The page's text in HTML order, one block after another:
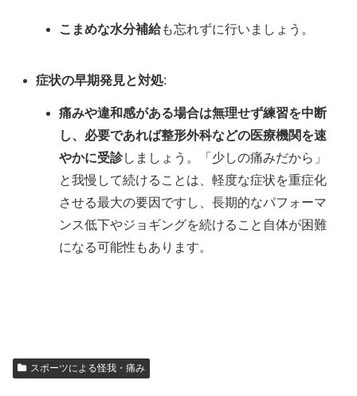
こまめな水分補給も忘れずに行いましょう。
症状の早期発見と対処:
痛みや違和感がある場合は無理せず練習を中断
し、必要であれば整形外科などの医療機関を速
やかに受診しましょう。「少しの痛みだから」
と我慢して続けることは、軽度な症状を重症化
させる最大の要因ですし、長期的なパフォーマ
ンス低下やジョギングを続けること自体が困難
になる可能性もあります。
スポーツによる怪我・痛み